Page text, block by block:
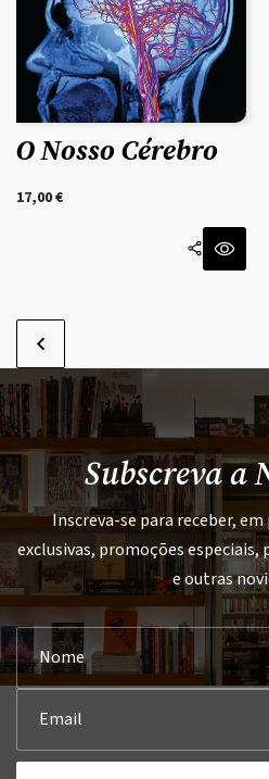
O Nosso Cérebro
17,00€
Subscreva a
Inscreva-se para receber,
exclusivas, promoções
e outras